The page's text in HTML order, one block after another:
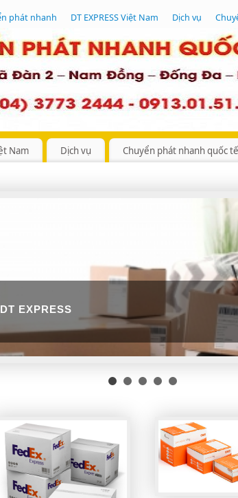
phát nhanh DT EXPRESS Việt Nam Dịch vụ
Nam Dịch vụ Chuyển phát nhanh quốc tế
EXPRESS